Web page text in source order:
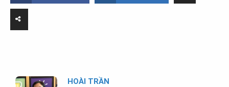
HOÀI TRẦN